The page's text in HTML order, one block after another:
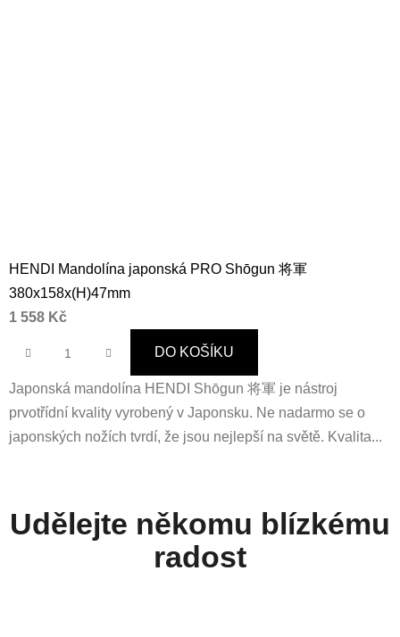
HENDI Mandolína japonská PRO Shōgun 将軍
380x158x(H)47mm
1 558 Kč
DO KOŠÍKU
Japonská mandolína HENDI Shōgun 将軍 je nástroj
prvotřídní kvality vyrobený v Japonsku. Ne nadarmo se o
japonských nožích tvrdí, že jsou nejlepší na světě. Kvalita...
Udělejte někomu blízkému
radost